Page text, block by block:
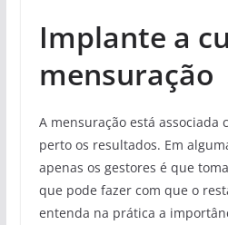
Implante a
mensuração
A mensuração está associada
perto os resultados. Em
apenas os gestores é que
que pode fazer com que o
entenda na prática a